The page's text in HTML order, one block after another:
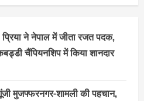
ने नेपाल में जीता रजत पदक,
चैंपियनशिप में किया शानदार
मुजफ्फरनगर-शामली की पहचान,